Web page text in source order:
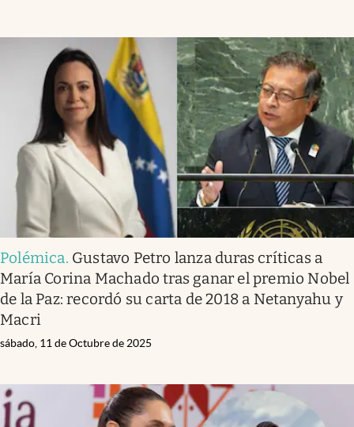
Polémica. Gustavo Petro lanza duras críticas a
María Corina Machado tras ganar el premio Nobel
de la Paz: recordó su carta de 2018 a Netanyahu y
Macri
sábado, 11 de Octubre de 2025